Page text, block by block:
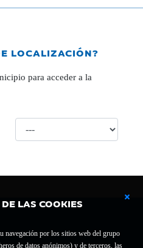
LAS COOKIES
navegación por los sitios web del grupo
de datos anónimos) y de terceros, las
LOCALIZACIÓN?
para acceder a la